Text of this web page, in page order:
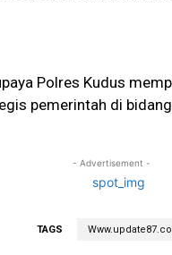
Polres Kudus
pemerintah di
- Advertisement -
TAGS